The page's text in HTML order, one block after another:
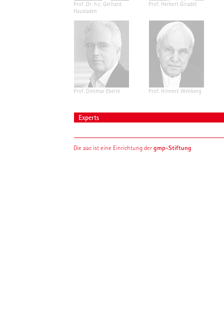
Prof. Dr. h.c. Gerhard
Hausladen
Prof. Herbert Giradet
Prof. Dietmar Eberle Prof. Hinnerk Wehberg
Experts
Die aac ist eine Einrichtung dergmp-Stiftung